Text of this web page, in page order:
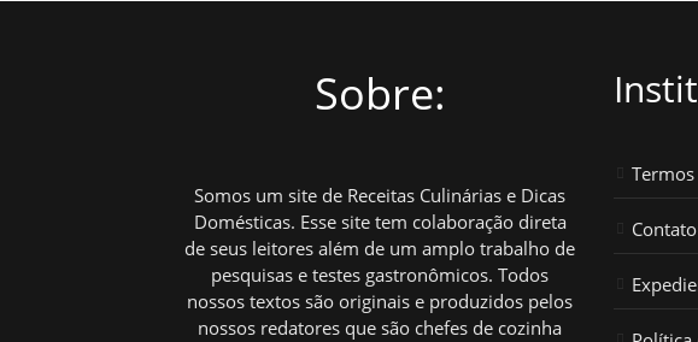
Sobre:
Somos um site de Receitas Culinárias e Dicas
Domésticas. Esse site tem colaboração direta
de seus leitores além de um amplo trabalho de
pesquisas e testes gastronômicos. Todos
nossos textos são originais e produzidos pelos
nossos redatores que são chefes de cozinha
Contato